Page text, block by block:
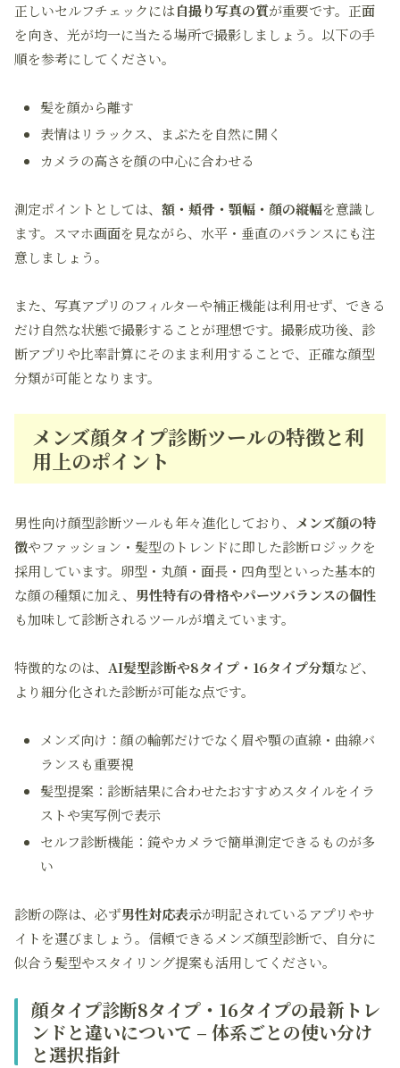
正しいセルフチェックには自撮り写真の質が重要です。正面
を向き、光が均一に当たる場所で撮影しましょう。以下の手
順を参考にしてください。
髪を顔から離す
表情はリラックス、まぶたを自然に開く
カメラの高さを顔の中心に合わせる
測定ポイントとしては、 額・頬骨・顎幅・顔の縦幅を意識し
ます。スマホ画面を見ながら、水平・垂直のバランスにも注
意しましょう。
また、写真アプリのフィルターや補正機能は利用せず、できる
だけ自然な状態で撮影することが理想です。撮影成功後、診
断アプリや比率計算にそのまま利用することで、正確な顔型
分類が可能となります。
メンズ顔タイプ診断ツールの特徴と利
用上のポイント
男性向け顔型診断ツールも年々進化しており、
メンズ顔の特
徴やファッション・髪型のトレンドに即した診断ロジックを
採用しています。卵型・丸顔・面長・四角型といった基本的
な顔の種類に加え、 男性特有の骨格やパーツバランスの個性
も加味して診断されるツールが増えています。
特徴的なのは、 AI髪型診断や8タイプ・16タイプ分類など、
より細分化された診断が可能な点です。
メンズ向け：顔の輪郭だけでなく眉や顎の直線・曲線バ
ランスも重要視
髪型提案：診断結果に合わせたおすすめスタイルをイラ
ストや実写例で表示
セルフ診断機能：鏡やカメラで簡単測定できるものが多
い
診断の際は、必ず男性対応表示が明記されているアプリやサ
イトを選びましょう。信頼できるメンズ顔型診断で、自分に
似合う髪型やスタイリング提案も活用してください。
顔タイプ診断8タイプ・16タイプの最新トレ
ンドと違いについて – 体系ごとの使い分け
と選択指針